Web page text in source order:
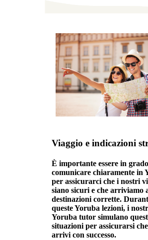
Viaggio e indicazioni
È importante essere in
comunicare chiaramente in
per assicurarci che i nostri
siano sicuri e che arriviamo
destinazioni corrette.
queste Yoruba lezioni, i
Yoruba tutor simulano
situazioni per assicurarsi
arrivi con successo.